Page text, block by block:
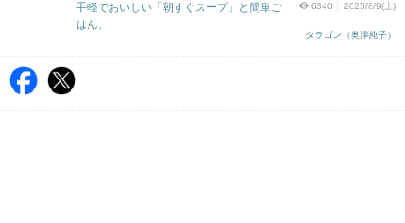
6340 2025/8/9(土)
タラゴン（奥津純子）
手軽でおいしい「朝すぐスープ」と簡単ご
はん。